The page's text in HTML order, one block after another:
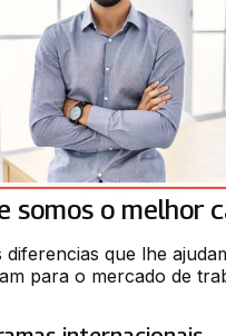
DE APOIO A
CONSTITUCIONAL E
somos o melhor
diferencias que lhe
para o mercado de